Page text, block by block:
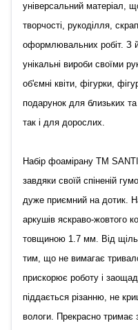
універсальний матеріал,
творчості, рукоділля,
оформлювальних робіт. З
унікальні вироби своїми
об'ємні квіти, фігурки,
подарунок для близьких
так і для дорослих.
Набір фоамірану ТМ
завдяки своїй спіненій
дуже приємний на дотик.
аркушів яскраво-жовтого
товщиною 1.7 мм. Від
тим, що не вимагає
прискорює роботу і
піддається різанню, не
вологи. Прекрасно тримає